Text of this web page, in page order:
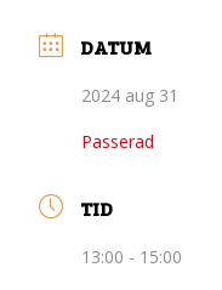
DATUM
2024 aug 31
Passerad
TID
13:00 - 15:00